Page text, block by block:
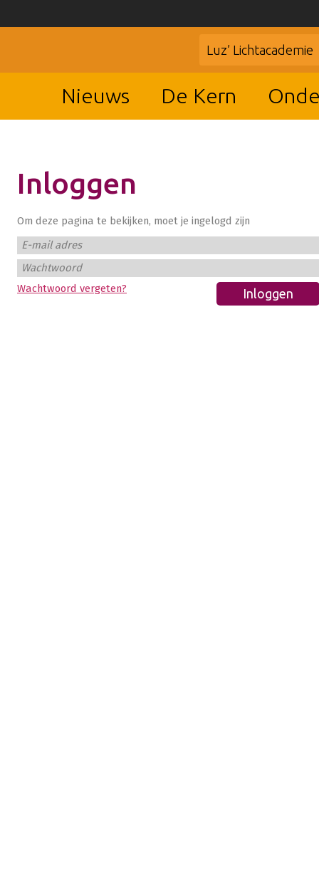
Luz’ Lichtacademie
Nieuws De Kern
Inloggen
Om deze pagina te bekijken, moet je ingelogd zijn
E-mail adres
Wachtwoord
Wachtwoord vergeten?